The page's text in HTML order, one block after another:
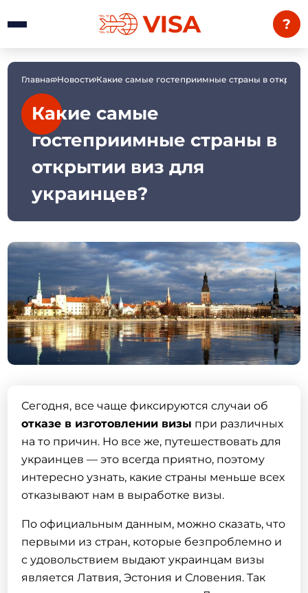
?
Главная Новости Какие самые гостеприимные страны в
Какие самые
гостеприимные страны в
открытии виз для
украинцев?
Сегодня, все чаще фиксируются случаи об
отказе в изготовлении визы при различных
на то причин. Но все же, путешествовать для
украинцев — это всегда приятно, поэтому
интересно узнать, какие страны меньше всех
отказывают нам в выработке визы.
По официальным данным, можно сказать, что
первыми из стран, которые безпроблемно и
с удовольствием выдают украинцам визы
является Латвия, Эстония и Словения. Так